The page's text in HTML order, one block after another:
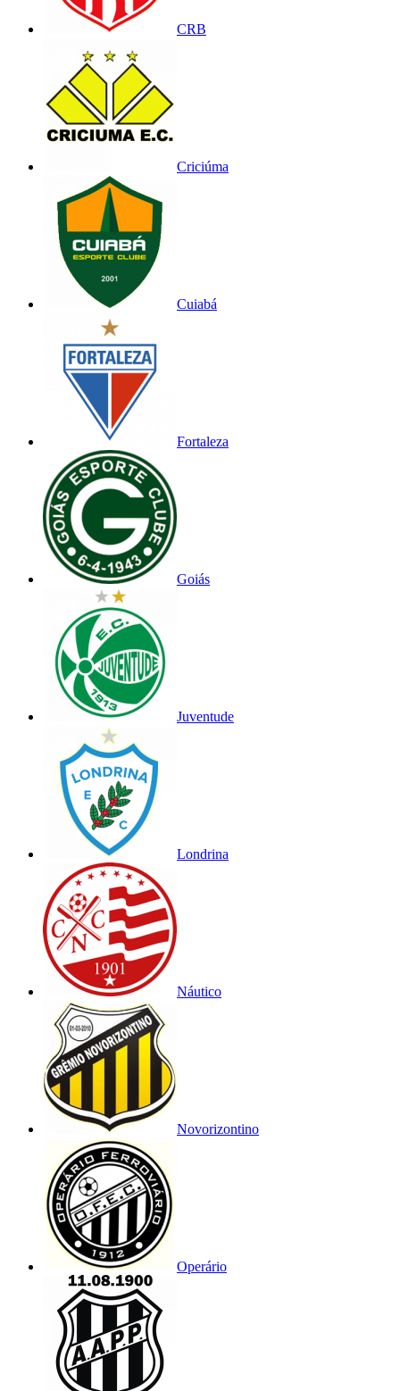
CRB
Criciúma
Cuiabá
Fortaleza
Goiás
Juventude
Londrina
Náutico
Novorizontino
Operário